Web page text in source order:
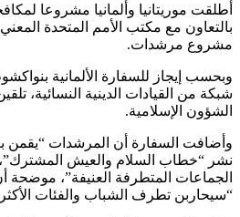
أطلقت موريتانيا وألمانيا مشروعا
بالتعاون مع مكتب الأمم المتحدة
مشروع مرشدات.
وبحسب إيجاز للسفارة الألمانية
شبكة من القيادات الدينية النسائية،
الشؤون الإسلامية.
وأضافت السفارة أن المرشدات “يقمن
نشر “خطاب السلام والعيش
الجماعات المتطرفة العنيفة”، موضحة
“سيحاربن تطرف الشباب والفئات